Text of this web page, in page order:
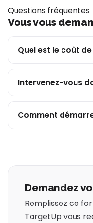
Questions fréquentes
Vous vous
Quel est le coût
Intervenez-vous
Comment
Demandez
Remplissez ce
TargetUp vous